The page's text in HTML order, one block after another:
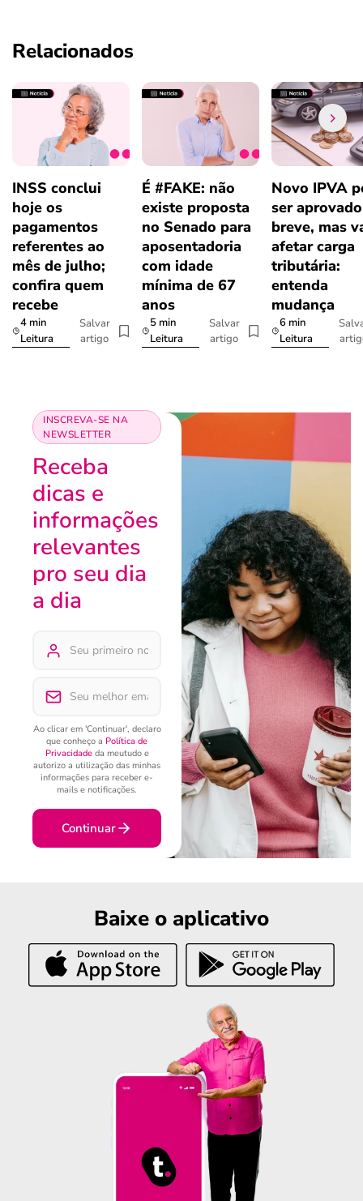
Relacionados
INSS conclui
hoje os
pagamentos
referentes ao
mês de julho;
confira quem
recebe
4 min
Leitura
Salvar
artigo
É #FAKE: não
existe proposta
no Senado para
aposentadoria
com idade
mínima de 67
anos
5 min
Leitura
Salvar
artigo
Novo IPVA
ser
breve, mas
afetar carga
tributária:
entenda
mudança
6 min
Leitura
INSCREVA-SE NA
NEWSLETTER
Receba
dicas e
informações
relevantes
pro seu dia
a dia
Ao clicar em 'Continuar', declaro
que conheço a Política de
Privacidadeda meutudo e
autorizo a utilização das minhas
informações para receber e-
mails e notificações.
Continuar
Baixe o aplicativo